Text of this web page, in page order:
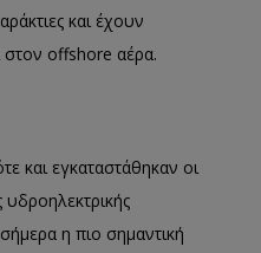
και έχουν
offshore αέρα.
και εγκαταστάθηκαν οι
η πιο σημαντική